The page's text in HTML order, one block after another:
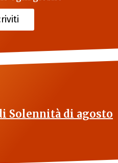
Solennità di agosto